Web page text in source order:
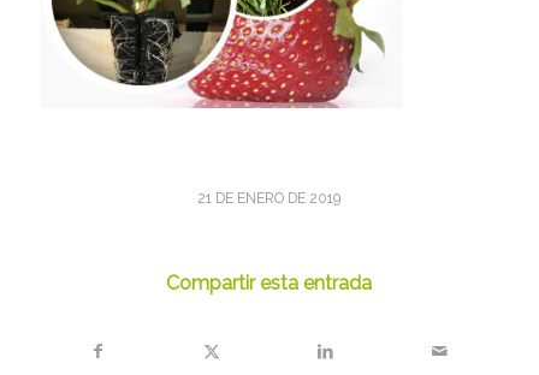
21 DE ENERO DE 2019
Compartir esta entrada